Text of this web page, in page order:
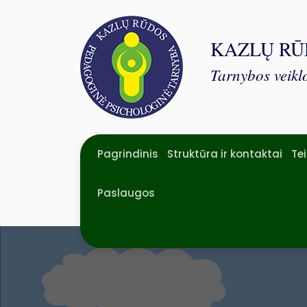
KAZLŲ
Tarnybos
Pagrindinis Struktūra ir kontaktai
Paslaugos